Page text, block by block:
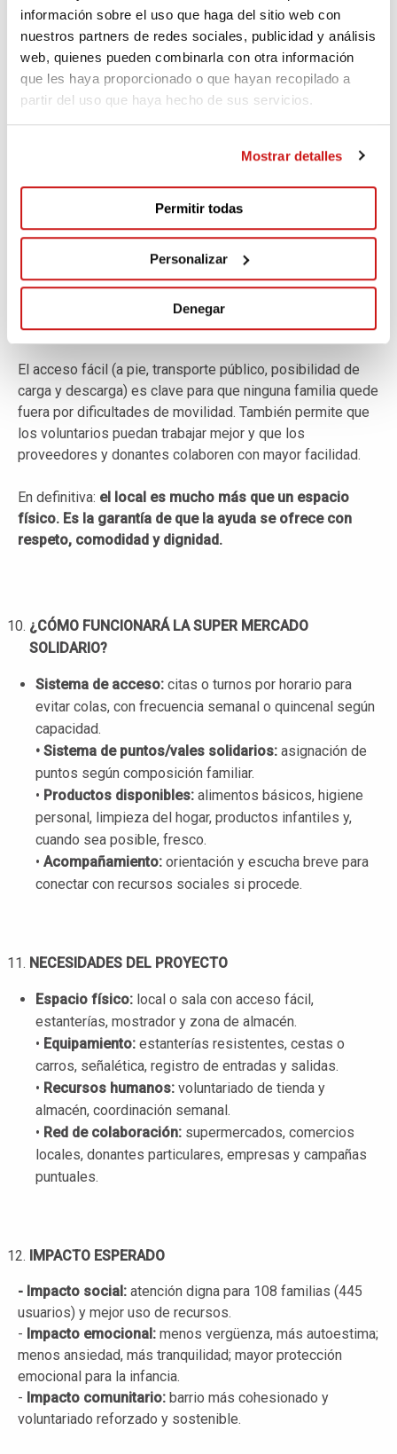
información sobre el uso que haga del sitio web con
nuestros partners de redes sociales, publicidad y análisis
web, quienes pueden combinarla con otra información
que les haya proporcionado o que hayan recopilado a
partir del uso que haya hecho de sus servicios.
Mostrar detalles
Permitir todas
Personalizar
Denegar
Para que el Supermercado Solidario funcione de forma
digna, segura y eficaz, es fundamental contar con un local
amplio y con acceso fácil.
higiene, limpieza, infantil, hogar), facilitando la elección.
personas mayores o con movilidad reducida.
largas y situaciones incómodas.
• Contar con una zona de recepción y clasificación de
donaciones, mejorando el orden y la higiene.
• Disponer de un almacén que permita gestionar stock con
control y previsión.
El acceso fácil (a pie, transporte público, posibilidad de
carga y descarga) es clave para que ninguna familia quede
fuera por dificultades de movilidad. También permite que
los voluntarios puedan trabajar mejor y que los
proveedores y donantes colaboren con mayor facilidad.
En definitiva: el local es mucho más que un espacio
físico. Es la garantía de que la ayuda se ofrece con
respeto, comodidad y dignidad.
¿CÓMO FUNCIONARÁ LA SUPER MERCADO
SOLIDARIO?
Sistema de acceso: citas o turnos por horario para
evitar colas, con frecuencia semanal o quincenal según
capacidad.
• Sistema de puntos/vales solidarios: asignación de
puntos según composición familiar.
• Productos disponibles: alimentos básicos, higiene
personal, limpieza del hogar, productos infantiles y,
cuando sea posible, fresco.
• Acompañamiento: orientación y escucha breve para
conectar con recursos sociales si procede.
NECESIDADES DEL PROYECTO
Espacio físico: local o sala con acceso fácil,
estanterías, mostrador y zona de almacén.
• Equipamiento: estanterías resistentes, cestas o
carros, señalética, registro de entradas y salidas.
• Recursos humanos: voluntariado de tienda y
almacén, coordinación semanal.
• Red de colaboración: supermercados, comercios
locales, donantes particulares, empresas y campañas
puntuales.
IMPACTO ESPERADO
- Impacto social: atención digna para 108 familias (445
usuarios) y mejor uso de recursos.
- Impacto emocional: menos vergüenza, más autoestima;
menos ansiedad, más tranquilidad; mayor protección
emocional para la infancia.
- Impacto comunitario: barrio más cohesionado y
voluntariado reforzado y sostenible.